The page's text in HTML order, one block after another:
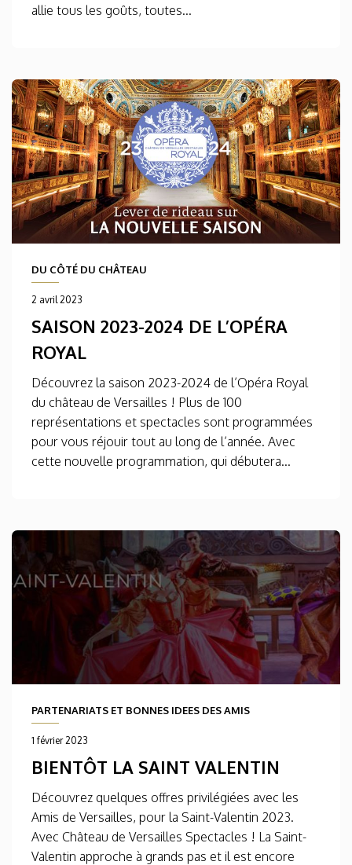
allie tous les goûts, toutes...
DU CÔTÉ DU CHÂTEAU
2 avril 2023
SAISON 2023-2024 DE L’OPÉRA
ROYAL
Découvrez la saison 2023-2024 de l’Opéra Royal
du château de Versailles ! Plus de 100
représentations et spectacles sont programmées
pour vous réjouir tout au long de l’année. Avec
cette nouvelle programmation, qui débutera...
PARTENARIATS ET BONNES IDEES DES AMIS
1 février 2023
BIENTÔT LA SAINT VALENTIN
Découvrez quelques offres privilégiées avec les
Amis de Versailles, pour la Saint-Valentin 2023.
Avec Château de Versailles Spectacles ! La Saint-
Valentin approche à grands pas et il est encore